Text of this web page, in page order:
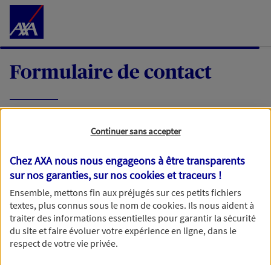
Accéder au Contenu
Formulaire de contact
demande, nous vous répondrons dans les
meilleurs délais par mail ou par téléphone.
Votre message :
Continuer sans accepter
Chez AXA nous nous engageons à être transparents
sur nos garanties, sur noscookies et traceurs !
Ensemble, mettons fin aux préjugés sur ces petits fichiers
textes, plus connus sous le nom decookies. Ils nous aident à
traiter des informations essentielles pour garantir la sécurité
du site et faire évoluer votre expérience en ligne, dans le
respect de votre vie privée.